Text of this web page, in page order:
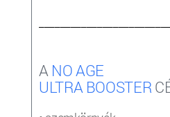
A NO AGE
ULTRA BOOSTER